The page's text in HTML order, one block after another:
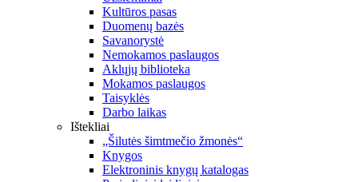
Kultūros pasas
Duomenų bazės
Savanorystė
Nemokamos paslaugos
Aklųjų biblioteka
Mokamos paslaugos
Taisyklės
Darbo laikas
Ištekliai
„Šilutės šimtmečio žmonės“
Knygos
Elektroninis knygų katalogas